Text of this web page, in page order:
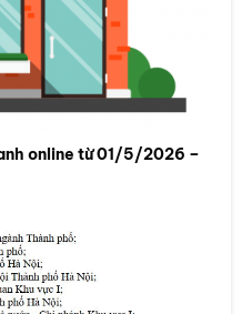
online từ 01/5/2026 –